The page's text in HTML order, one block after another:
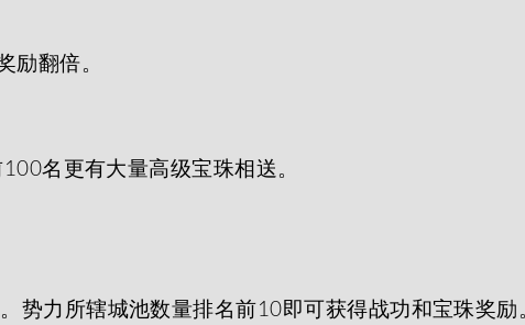
励翻倍。
名更有大量高级宝珠相送。
势力所辖城池数量排名前10即可获得战功和宝珠奖励